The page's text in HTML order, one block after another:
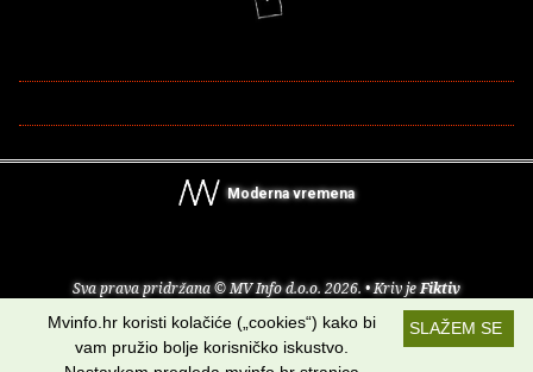
Moderna vremena
Sva prava pridržana © MV Info d.o.o. 2026. • Kriv jeFiktiv
O nama• Pomoć• Uvjeti korištenja•RSS kanaliSLAŽEM SE
Mvinfo.hr koristi kolačiće („cookies“) kako bi
vam pružio bolje korisničko iskustvo.